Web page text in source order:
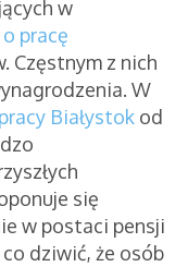
w
pracę
Częstnym z nich
W
Białystok od
się
w postaci pensji
dziwić, że osób